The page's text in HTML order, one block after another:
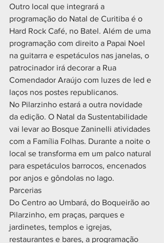
Outro local que integrará a
programação do Natal de Curitiba é o
Hard Rock Café, no Batel. Além de uma
programação com direito a Papai Noel
na guitarra e espetáculos nas janelas, o
patrocinador irá decorar a Rua
Comendador Araújo com luzes de led e
laços nos postes republicanos.
No Pilarzinho estará a outra novidade
da edição. O Natal da Sustentabilidade
vai levar ao Bosque Zaninelli atividades
com a Família Folhas. Durante a noite o
local se transforma em um palco natural
para espetáculos barrocos, encenados
por anjos e gôndolas no lago.
Parcerias
Do Centro ao Umbará, do Boqueirão ao
Pilarzinho, em praças, parques e
jardinetes, templos e igrejas,
restaurantes e bares, a programação